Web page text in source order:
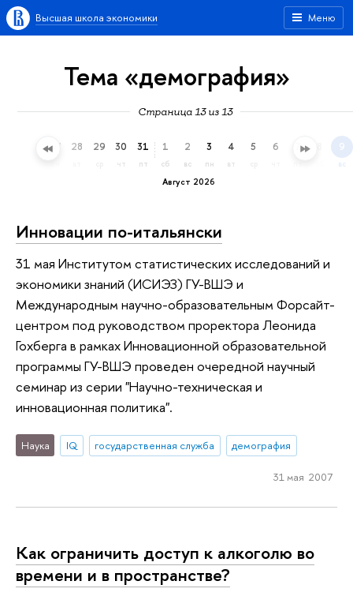
Меню
Высшая школа экономики
Тема «демография»
Страница 13 из 13
27 28 29 30
чт
31
пт
Август 2026
1
сб
2
вс
3
пн
4
вт
5 6 7 9
вс
Инновации по-итальянски
31 мая Институтом статистических исследований и
экономики знаний (ИСИЭЗ) ГУ-ВШЭ и
Международным научно-образовательным Форсайт-
центром под руководством проректора Леонида
Гохберга в рамках Инновационной образовательной
программы ГУ-ВШЭ проведен очередной научный
семинар из серии "Научно-техническая и
инновационная политика".
Наука IQ государственная служба демография
31 мая 2007
Как ограничить доступ к алкоголю во
времени и в пространстве?